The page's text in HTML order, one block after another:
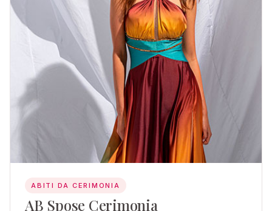
ABITI DA CERIMONIA
AB Spose Cerimonia